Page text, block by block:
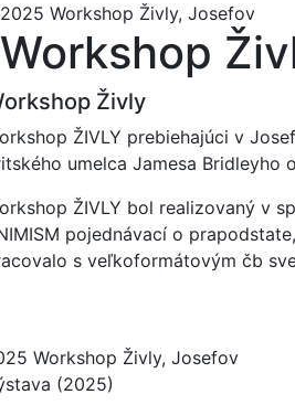
2025 Workshop Živly, Josefov
Workshop
Živly
ŽIVLY prebiehajúci v
umelca Jamesa
ŽIVLY bol realizovaný v
pojednávací o
s veľkoformátovým čb
Workshop Živly, Josefov
(2025)